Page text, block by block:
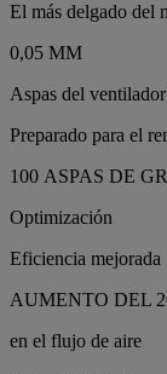
El más delgado del
0,05 MM
Aspas del ventilador
Preparado para el
100 ASPAS DE
Optimización
Eficiencia mejorada
AUMENTO DEL
en el flujo de aire